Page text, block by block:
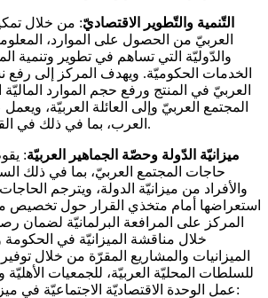
التّنمية والتّطوير الاقتصاديّ: من خلال
العربيّ من الحصول على الموارد،
والدّوليّة التي تساهم في تطوير وتنمية
الخدمات الحكوميّة. ويهدف المركز إلى رفع
العربيّ في المنتج ورفع حجم الموارد
المجتمع العربيّ وإلى العائلة العربيّة،
العرب، بما في ذلك في القطاعين العامّ والخاصّ.
ميزانيّة الدّولة وحصّة الجماهير العربيّة:
حاجات المجتمع العربيّ، بما في ذلك
والأفراد من ميزانيّة الدولة، ويترجم
استعراضها أمام متخذي القرار حول تخصيص
المركز على المرافعة البرلمانيّة لضمان
خلال مناقشة الميزانيّة في الحكومة
الميزانيات والمشاريع المقرّة من خلال
للسلطات المحليّة العربيّة، للجمعيات
عمل الوحدة الاقتصاديّة الاجتماعيّة في ميزانيات الوزارات التالية: